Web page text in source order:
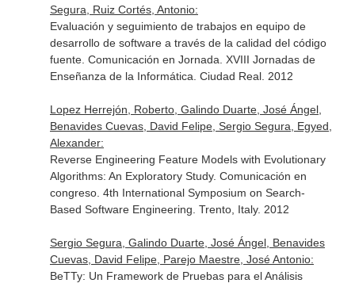
Segura, Ruiz Cortés, Antonio:
Evaluación y seguimiento de trabajos en equipo de
desarrollo de software a través de la calidad del código
fuente. Comunicación en Jornada. XVIII Jornadas de
Enseñanza de la Informática. Ciudad Real. 2012
Lopez Herrejón, Roberto, Galindo Duarte, José Ángel,
Benavides Cuevas, David Felipe, Sergio Segura, Egyed,
Alexander:
Reverse Engineering Feature Models with Evolutionary
Algorithms: An Exploratory Study. Comunicación en
congreso. 4th International Symposium on Search-
Based Software Engineering. Trento, Italy. 2012
Sergio Segura, Galindo Duarte, José Ángel, Benavides
Cuevas, David Felipe, Parejo Maestre, José Antonio:
BeTTy: Un Framework de Pruebas para el Análisis